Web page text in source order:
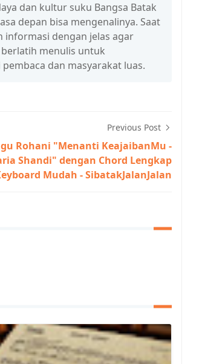
dan kultur suku Bangsa Batak
depan bisa mengenalinya. Saat
informasi dengan jelas agar
menulis untuk
dan masyarakat luas.
Previous Post
Rohani "Menanti KeajaibanMu -
Shandi" dengan Chord Lengkap
Mudah - SibatakJalanJalan